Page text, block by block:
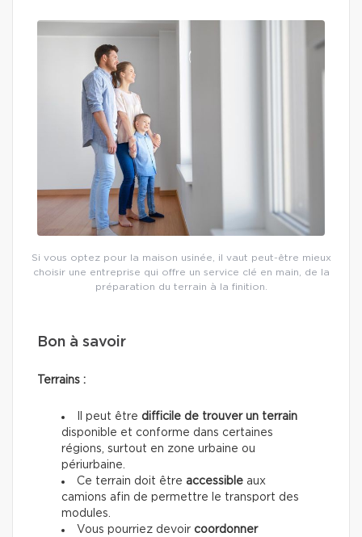
Si vous optez pour la maison usinée, il vaut peut-être mieux
choisir une entreprise qui offre un service clé en main, de la
préparation du terrain à la finition.
Bon à savoir
Terrains :
Il peut être difficile de trouver un terrain
disponible et conforme dans certaines
régions, surtout en zone urbaine ou
périurbaine.
Ce terrain doit être accessible aux
camions afin de permettre le transport des
modules.
Vous pourriez devoir coordonner